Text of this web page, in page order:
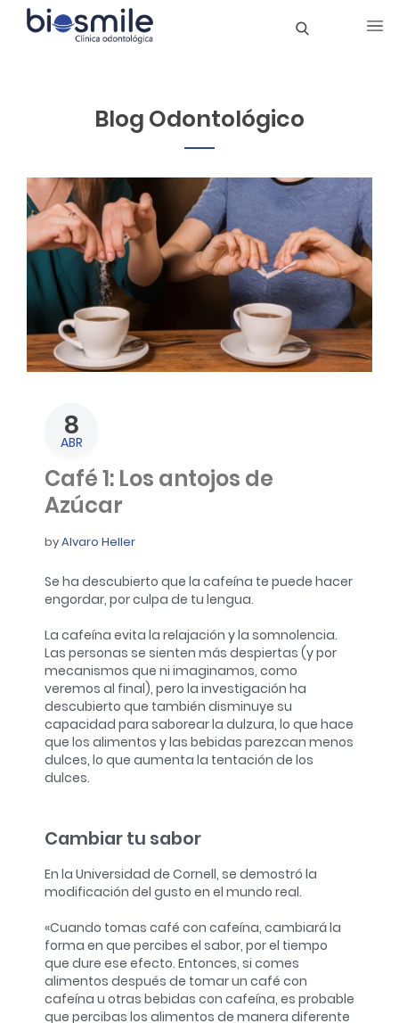
8
ABR
Café 1: Los antojos de
Azúcar
byAlvaro Heller
Se ha descubierto que la cafeína te puede hacer
engordar, por culpa de tu lengua.
La cafeína evita la relajación y la somnolencia.
Las personas se sienten más despiertas (y por
mecanismos que ni imaginamos, como
veremos al final), pero la investigación ha
descubierto que también disminuye su
capacidad para saborear la dulzura, lo que hace
que los alimentos y las bebidas parezcan menos
dulces, lo que aumenta la tentación de los
dulces.
Cambiar tu sabor
En la Universidad de Cornell, se demostró la
modificación del gusto en el mundo real.
«Cuando tomas café con cafeína, cambiará la
forma en que percibes el sabor, por el tiempo
que dure ese efecto. Entonces, si comes
alimentos después de tomar un café con
cafeína u otras bebidas con cafeína, es probable
que percibas los alimentos de manera diferente